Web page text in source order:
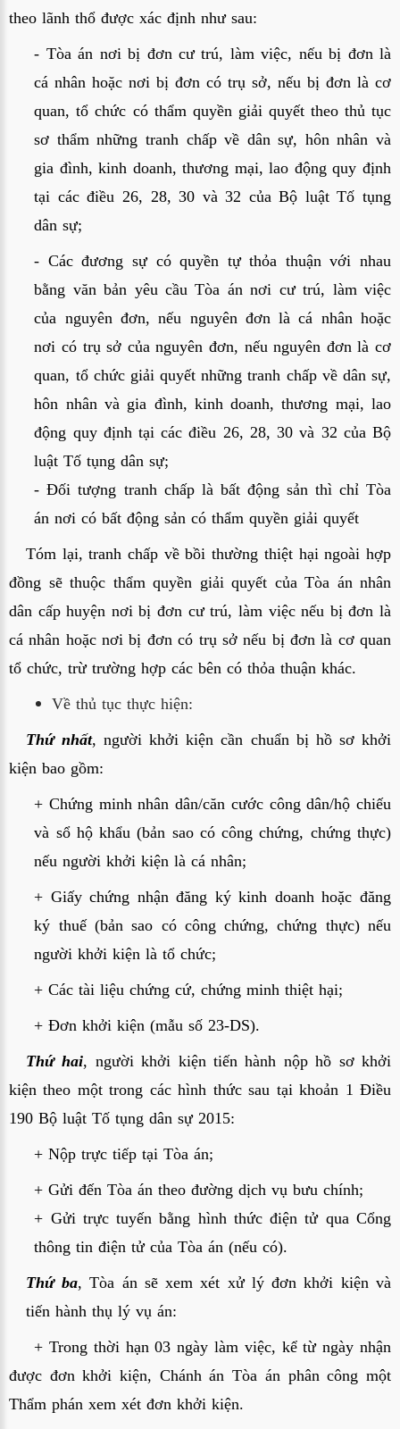
theo lãnh thổ được xác định như sau:
- Tòa án nơi bị đơn cư trú, làm việc, nếu bị đơn là
cá nhân hoặc nơi bị đơn có trụ sở, nếu bị đơn là cơ
quan, tổ chức có thẩm quyền giải quyết theo thủ tục
sơ thẩm những tranh chấp về dân sự, hôn nhân và
gia đình, kinh doanh, thương mại, lao động quy định
tại các điều 26, 28, 30 và 32 của Bộ luật Tố tụng
dân sự;
- Các đương sự có quyền tự thỏa thuận với nhau
bằng văn bản yêu cầu Tòa án nơi cư trú, làm việc
của nguyên đơn, nếu nguyên đơn là cá nhân hoặc
nơi có trụ sở của nguyên đơn, nếu nguyên đơn là cơ
quan, tổ chức giải quyết những tranh chấp về dân sự,
hôn nhân và gia đình, kinh doanh, thương mại, lao
động quy định tại các điều 26, 28, 30 và 32 của Bộ
luật Tố tụng dân sự;
- Đối tượng tranh chấp là bất động sản thì chỉ Tòa
án nơi có bất động sản có thẩm quyền giải quyết
Tóm lại, tranh chấp về bồi thường thiệt hại ngoài hợp
đồng sẽ thuộc thẩm quyền giải quyết của Tòa án nhân
dân cấp huyện nơi bị đơn cư trú, làm việc nếu bị đơn là
cá nhân hoặc nơi bị đơn có trụ sở nếu bị đơn là cơ quan
tổ chức, trừ trường hợp các bên có thỏa thuận khác.
Về thủ tục thực hiện:
Thứ nhất, người khởi kiện cần chuẩn bị hồ sơ khởi
kiện bao gồm:
+ Chứng minh nhân dân/căn cước công dân/hộ chiếu
và sổ hộ khẩu (bản sao có công chứng, chứng thực)
nếu người khởi kiện là cá nhân;
+ Giấy chứng nhận đăng ký kinh doanh hoặc đăng
ký thuế (bản sao có công chứng, chứng thực) nếu
người khởi kiện là tổ chức;
+ Các tài liệu chứng cứ, chứng minh thiệt hại;
+ Đơn khởi kiện (mẫu số 23-DS).
Thứ hai, người khởi kiện tiến hành nộp hồ sơ khởi
kiện theo một trong các hình thức sau tại khoản 1 Điều
190 Bộ luật Tố tụng dân sự 2015:
+ Nộp trực tiếp tại Tòa án;
+ Gửi đến Tòa án theo đường dịch vụ bưu chính;
+ Gửi trực tuyến bằng hình thức điện tử qua Cổng
thông tin điện tử của Tòa án (nếu có).
Thứ ba, Tòa án sẽ xem xét xử lý đơn khởi kiện và
tiến hành thụ lý vụ án:
+ Trong thời hạn 03 ngày làm việc, kể từ ngày nhận
được đơn khởi kiện, Chánh án Tòa án phân công một
Thẩm phán xem xét đơn khởi kiện.